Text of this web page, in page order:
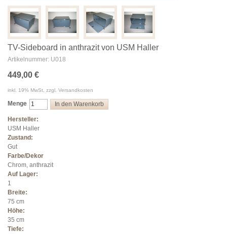
TV-Sideboard in anthrazit von USM Haller
Artikelnummer: U018
449,00 €
inkl. 19% MwSt, zzgl. Versandkosten
Menge In den Warenkorb
Hersteller:
USM Haller
Zustand:
Gut
Farbe/Dekor
Chrom, anthrazit
Auf Lager:
1
Breite:
75 cm
Höhe:
35 cm
Tiefe: